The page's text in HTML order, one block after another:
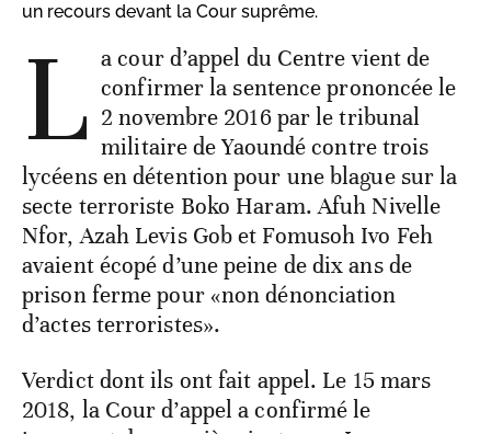
un recours devant la Cour suprême.
L a cour d’appel du Centre vient de
confirmer la sentence prononcée le
2 novembre 2016 par le tribunal
militaire de Yaoundé contre trois
lycéens en détention pour une blague sur la
secte terroriste Boko Haram. Afuh Nivelle
Nfor, Azah Levis Gob et Fomusoh Ivo Feh
avaient écopé d’une peine de dix ans de
prison ferme pour «non dénonciation
d’actes terroristes».
Verdict dont ils ont fait appel. Le 15 mars
2018, la Cour d’appel a confirmé le